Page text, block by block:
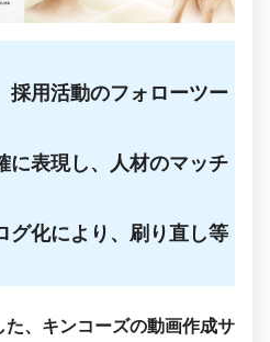
採用活動のフォローツー
に表現し、人材のマッチ
グ化により、刷り直し等
、キンコーズの動画作成サ